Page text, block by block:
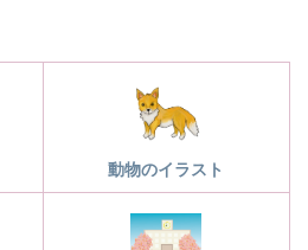
動物のイラスト